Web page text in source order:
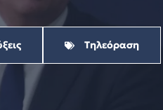
Τηλεόραση